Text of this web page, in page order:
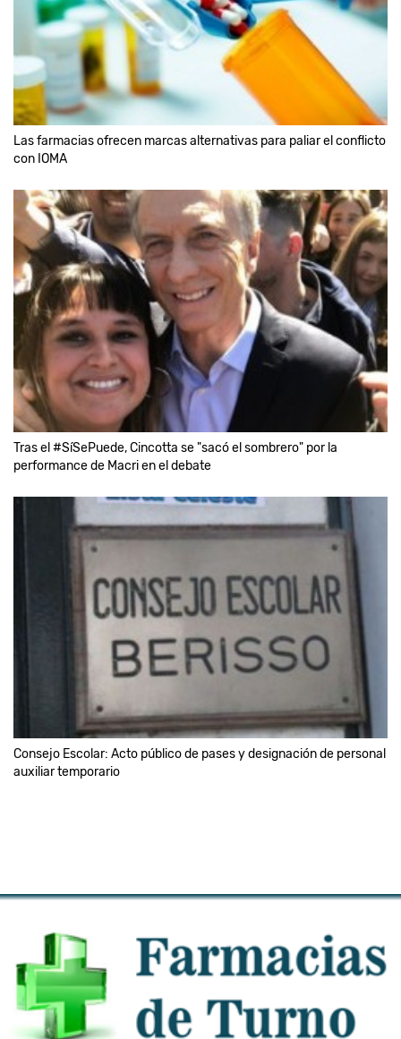
Las farmacias ofrecen marcas alternativas para paliar el conflicto
con IOMA
Tras el #SíSePuede, Cincotta se "sacó el sombrero" por la
performance de Macri en el debate
Consejo Escolar: Acto público de pases y designación de personal
auxiliar temporario